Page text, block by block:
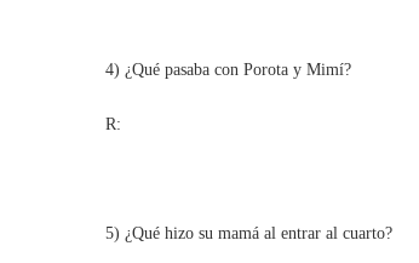
4) ¿Qué pasaba con Porota y Mimí?
R:
5) ¿Qué hizo su mamá al entrar al cuarto?